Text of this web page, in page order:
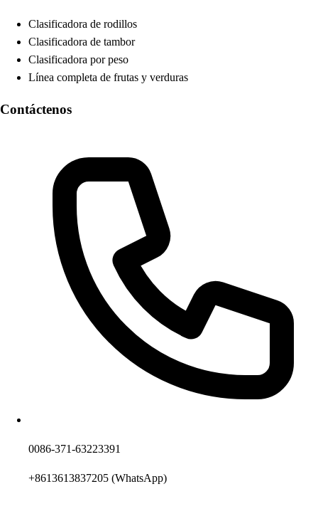
Clasificadora de rodillos
Clasificadora de tambor
Clasificadora por peso
Línea completa de frutas y verduras
Contáctenos
0086-371-63223391
+8613613837205 (WhatsApp)